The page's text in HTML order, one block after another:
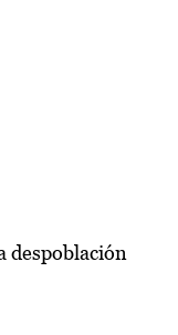
despoblación